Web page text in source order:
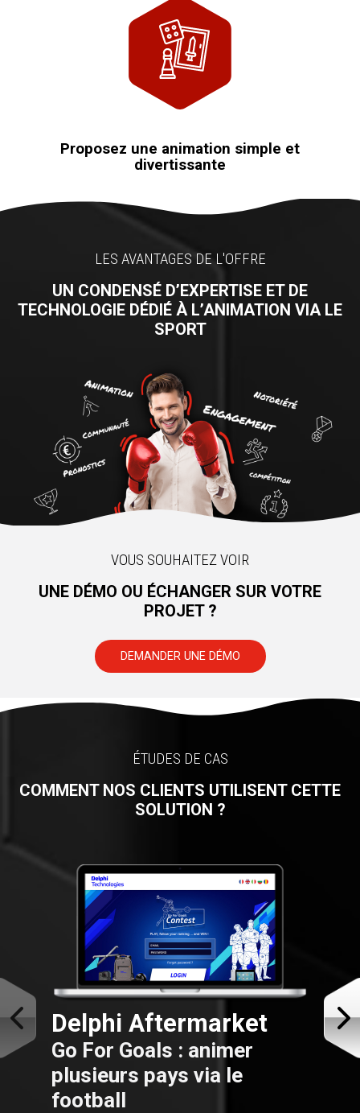
Proposez une animation simple et
divertissante
LES AVANTAGES DE L'OFFRE
UN CONDENSÉ D’EXPERTISE ET DE
TECHNOLOGIE DÉDIÉ À L’ANIMATION VIA LE
SPORT
VOUS SOUHAITEZ VOIR
UNE DÉMO OU ÉCHANGER SUR VOTRE
PROJET ?
DEMANDER UNE DÉMO
ÉTUDES DE CAS
COMMENT NOS CLIENTS UTILISENT CETTE
SOLUTION ?
Delphi Aftermarket
Go For Goals : animer
plusieurs pays via le
football